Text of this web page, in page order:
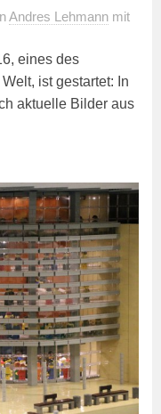
Andres Lehmann mit
eines des
ist gestartet: In
aktuelle Bilder aus